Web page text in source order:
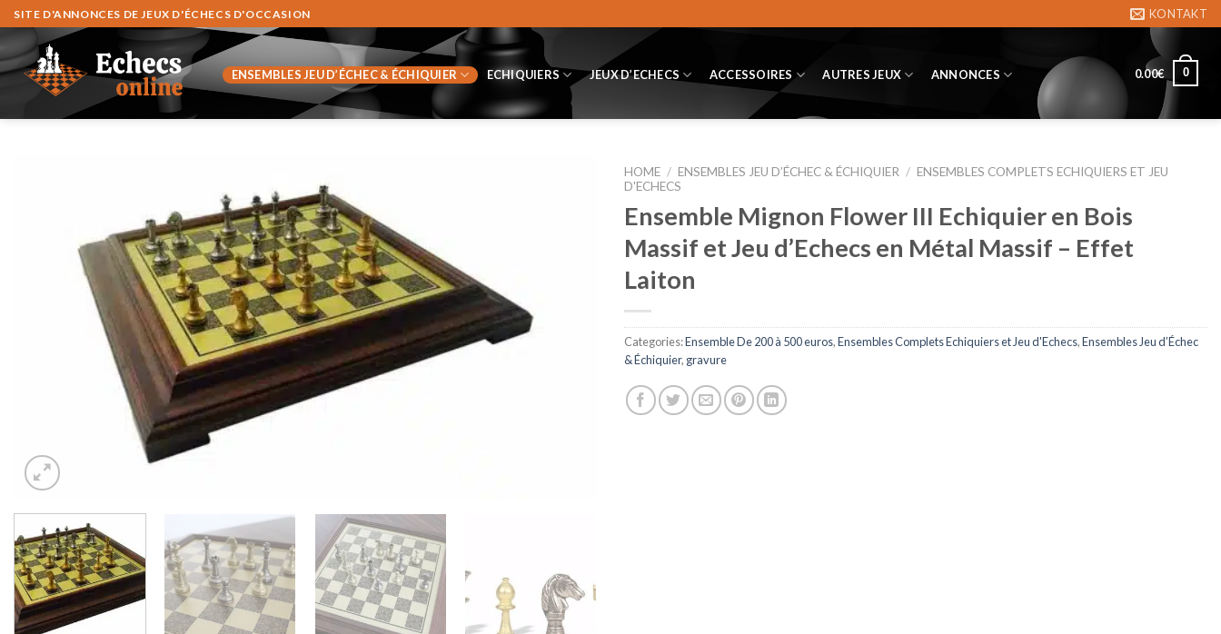
Zum
Inhalt
springen
SITE D'ANNONCES DE JEUX D'ÉCHECS D'OCCASION KONTAKT
ENSEMBLES JEU D’ÉCHEC & ÉCHIQUIER ECHIQUIERS JEUX D’ECHECS ACCESSOIRES AUTRES JEUX ANNONCES 0.00€ 0
HOME / ENSEMBLES JEU D’ÉCHEC & ÉCHIQUIER / ENSEMBLES COMPLETS ECHIQUIERS ET JEU
D'ECHECS
Ensemble Mignon Flower III Echiquier en Bois
Massif et Jeu d’Echecs en Métal Massif – Effet
Laiton
Categories:Ensemble De 200 à 500 euros,Ensembles Complets Echiquiers et Jeu d'Echecs,Ensembles Jeu d’Échec
& Échiquier, gravure